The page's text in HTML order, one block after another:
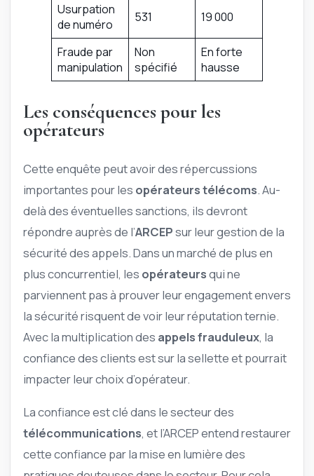
Usurpation
de numéro
531 19 000
Fraude par
manipulation
Non
spécifié
En forte
hausse
Les conséquences pour les
opérateurs
Cette enquête peut avoir des répercussions
importantes pour les opérateurs télécoms. Au-
delà des éventuelles sanctions, ils devront
répondre auprès de l’ARCEPsur leur gestion de la
sécurité des appels. Dans un marché de plus en
plus concurrentiel, les opérateursqui ne
parviennent pas à prouver leur engagement envers
la sécurité risquent de voir leur réputation ternie.
Avec la multiplication des appels frauduleux, la
confiance des clients est sur la sellette et pourrait
impacter leur choix d’opérateur.
La confiance est clé dans le secteur des
télécommunications, et l’ARCEP entend restaurer
cette confiance par la mise en lumière des